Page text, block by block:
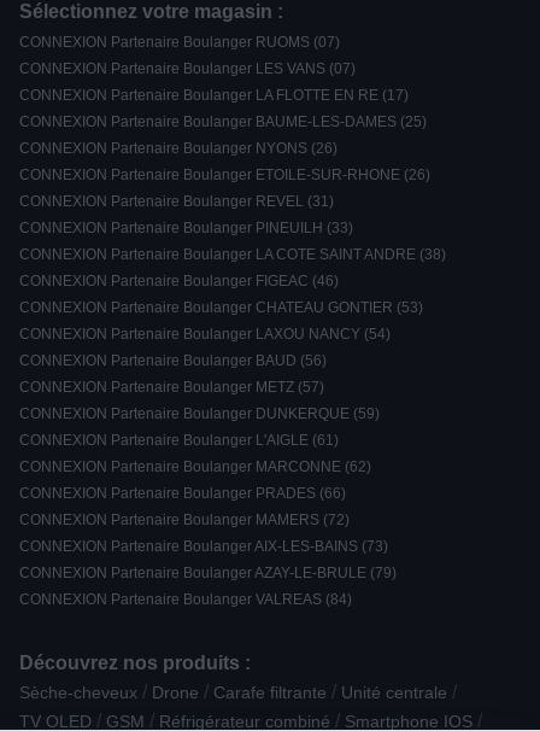
Sélectionnez votre magasin :
CONNEXION Partenaire Boulanger RUOMS (07)
CONNEXION Partenaire Boulanger LES VANS (07)
CONNEXION Partenaire Boulanger LA FLOTTE EN RE (17)
CONNEXION Partenaire Boulanger BAUME-LES-DAMES (25)
CONNEXION Partenaire Boulanger NYONS (26)
CONNEXION Partenaire Boulanger ETOILE-SUR-RHONE (26)
CONNEXION Partenaire Boulanger REVEL (31)
CONNEXION Partenaire Boulanger PINEUILH (33)
CONNEXION Partenaire Boulanger LA COTE SAINT ANDRE (38)
CONNEXION Partenaire Boulanger FIGEAC (46)
CONNEXION Partenaire Boulanger CHATEAU GONTIER (53)
CONNEXION Partenaire Boulanger LAXOU NANCY (54)
CONNEXION Partenaire Boulanger BAUD (56)
CONNEXION Partenaire Boulanger METZ (57)
CONNEXION Partenaire Boulanger DUNKERQUE (59)
CONNEXION Partenaire Boulanger L'AIGLE (61)
CONNEXION Partenaire Boulanger MARCONNE (62)
CONNEXION Partenaire Boulanger PRADES (66)
CONNEXION Partenaire Boulanger MAMERS (72)
CONNEXION Partenaire Boulanger AIX-LES-BAINS (73)
CONNEXION Partenaire Boulanger AZAY-LE-BRULE (79)
CONNEXION Partenaire Boulanger VALREAS (84)
Découvrez nos produits :
Sèche-cheveux / Drone / Carafe filtrante / Unité centrale /
TV OLED / GSM / Réfrigérateur combiné / Smartphone IOS /